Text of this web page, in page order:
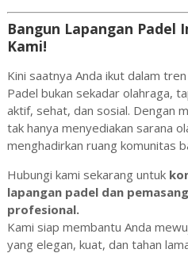
Bangun Lapangan Padel
Kami!
Kini saatnya Anda ikut dalam
Padel bukan sekadar olahraga,
aktif, sehat, dan sosial. Dengan
tak hanya menyediakan sarana
menghadirkan ruang komunitas
Hubungi kami sekarang untuk
lapangan padel dan
profesional.
Kami siap membantu Anda
yang elegan, kuat, dan tahan